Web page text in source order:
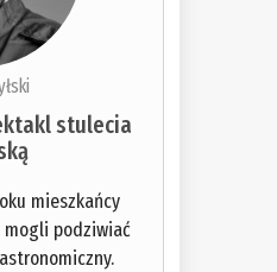
stulecia
mieszkańcy
podziwiać